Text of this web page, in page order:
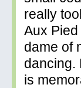
really
Aux
dame of
dancing.
is